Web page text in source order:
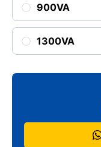
900VA
1300VA